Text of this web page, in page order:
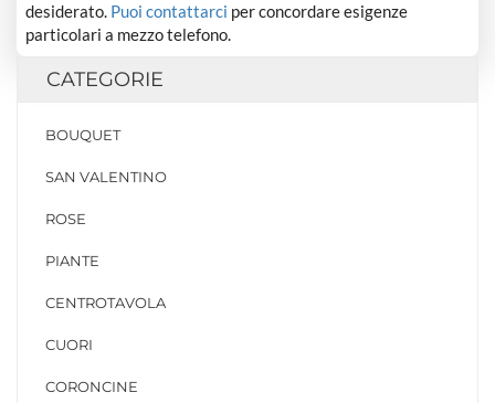
desiderato. Puoi contattarci per concordare esigenze
particolari a mezzo telefono.
CATEGORIE
BOUQUET
SAN VALENTINO
ROSE
PIANTE
CENTROTAVOLA
CUORI
CORONCINE